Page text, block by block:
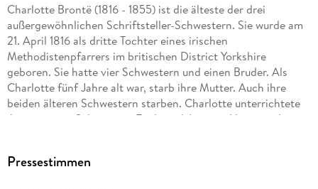
Charlotte Brontë (1816 - 1855) ist die älteste der drei
außergewöhnlichen Schriftsteller-Schwestern. Sie wurde am
21. April 1816 als dritte Tochter eines irischen
Methodistenpfarrers im britischen District Yorkshire
geboren. Sie hatte vier Schwestern und einen Bruder. Als
Charlotte fünf Jahre alt war, starb ihre Mutter. Auch ihre
beiden älteren Schwestern starben. Charlotte unterrichtete
ihre jüngeren Schwestern Emily und Anne zu Hause und
"Jane Eyre", in dem sie vom Schicksal einer Gouvernante
Pressestimmen